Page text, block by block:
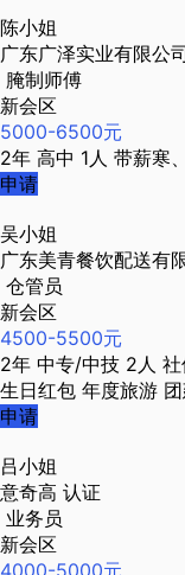
陈小姐
广东广泽实业有限公
腌制师傅
新会区
5000-6500元
2年 高中 1人 带薪寒
申请
吴小姐
广东美青餐饮配送有
仓管员
新会区
4500-5500元
2年 中专/中技 2人 社
生日红包 年度旅游
申请
吕小姐
意奇高 认证
业务员
新会区
4000-5000元